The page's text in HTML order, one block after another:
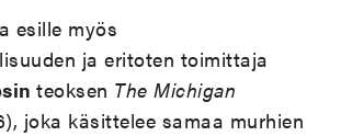
esille myös
ja eritoten toimittaja
teoksen The Michigan
joka käsittelee samaa murhien